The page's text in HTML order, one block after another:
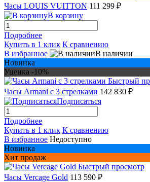
Часы LOUIS VUITTON 111 299 ₽
В корзину
Подробнее
Купить в 1 клик К сравнению
В избранное
В наличии
Новинка
Уценка -10%
Быстрый
Часы Armani с 3 стрелками 142 830 ₽
Подписаться
Подробнее
Купить в 1 клик К сравнению
В избранное Недоступно
Новинка
Хит продаж
Быстрый просмотр
Часы Vercage Gold 113 590 ₽